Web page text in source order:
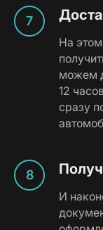
На
можем
12
сразу
И